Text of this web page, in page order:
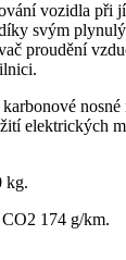
vozidla při
svým
proudění
elektrických
kg.
174 g/km.